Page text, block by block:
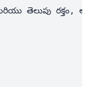
తెలుపు రక్తం,